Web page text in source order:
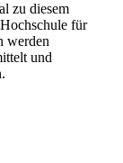
zu diesem
für
werden
und